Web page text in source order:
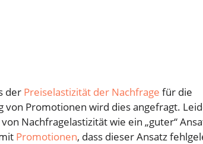
der Preiselastizität der Nachfrage für die
von Promotionen wird dies angefragt.
Nachfragelastizität wie ein „guter“
Promotionen, dass dieser Ansatz